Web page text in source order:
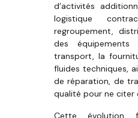
d’activités
logistique
regroupement,
des
transport, la
fluides techniques,
de réparation, de
qualité pour ne citer
Cette évolution